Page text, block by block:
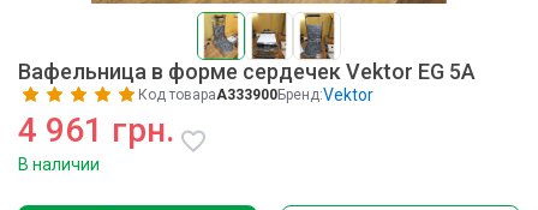
Вафельница в форме сердечек Vektor EG 5A
Код товараA333900Бренд:Vektor
4 961 грн.
В наличии